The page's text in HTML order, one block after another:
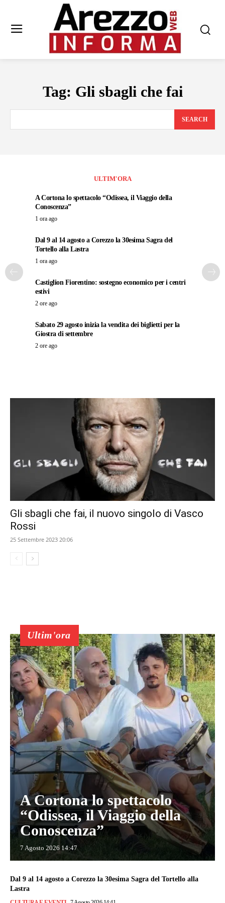
Tag: Gli sbagli che fai
SEARCH
ULTIM'ORA
A Cortona lo spettacolo “Odissea, il Viaggio della
Conoscenza”
1 ora ago
Dal 9 al 14 agosto a Corezzo la 30esima Sagra del
Tortello alla Lastra
1 ora ago
Castiglion Fiorentino: sostegno economico per i centri
estivi
2 ore ago
Sabato 29 agosto inizia la vendita dei biglietti per la
Giostra di settembre
2 ore ago
Gli sbagli che fai, il nuovo singolo di Vasco
Rossi
25 Settembre 2023 20:06
Ultim'ora
A Cortona lo spettacolo
“Odissea, il Viaggio della
Conoscenza”
7 Agosto 2026 14:47
Dal 9 al 14 agosto a Corezzo la 30esima Sagra del Tortello alla
Lastra